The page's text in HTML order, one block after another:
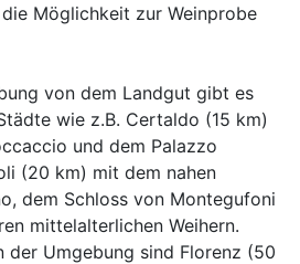
Möglichkeit zur Weinprobe
von dem Landgut gibt es
wie z.B. Certaldo (15 km)
und dem Palazzo
(20 km) mit dem nahen
dem Schloss von Montegufoni
mittelalterlichen Weihern.
der Umgebung sind Florenz (50